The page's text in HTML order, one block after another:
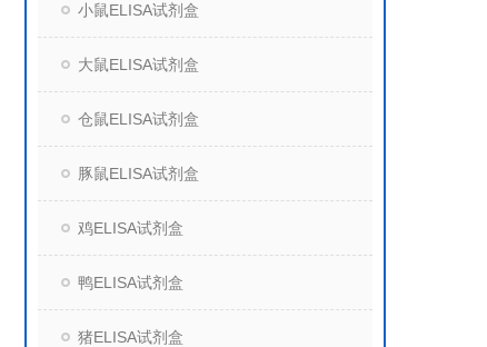
小鼠ELISA试剂盒
大鼠ELISA试剂盒
仓鼠ELISA试剂盒
豚鼠ELISA试剂盒
鸡ELISA试剂盒
鸭ELISA试剂盒
猪ELISA试剂盒